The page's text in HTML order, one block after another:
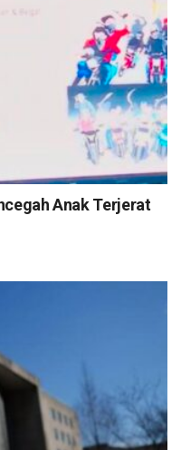
Anak Terjerat